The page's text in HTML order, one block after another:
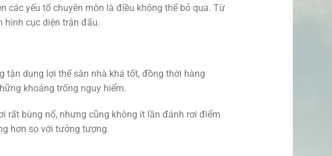
các yếu tố chuyên môn là điều không thể bỏ qua. Từ
hình cục diện trận đấu.
tận dụng lợi thế sân nhà khá tốt, đồng thời hàng
khoảng trống nguy hiểm.
rất bùng nổ, nhưng cũng không ít lần đánh rơi điểm
hơn so với tưởng tượng.